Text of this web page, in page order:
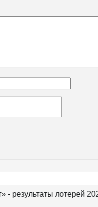
- результаты лотерей